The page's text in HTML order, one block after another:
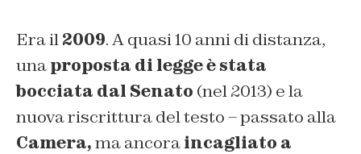
Era il2009. A quasi 10 anni di distanza,
unaproposta di legge è stata
bocciata dal Senato (nel 2013) e la
nuova riscrittura del testo – passato alla
Camera,ma ancoraincagliato a